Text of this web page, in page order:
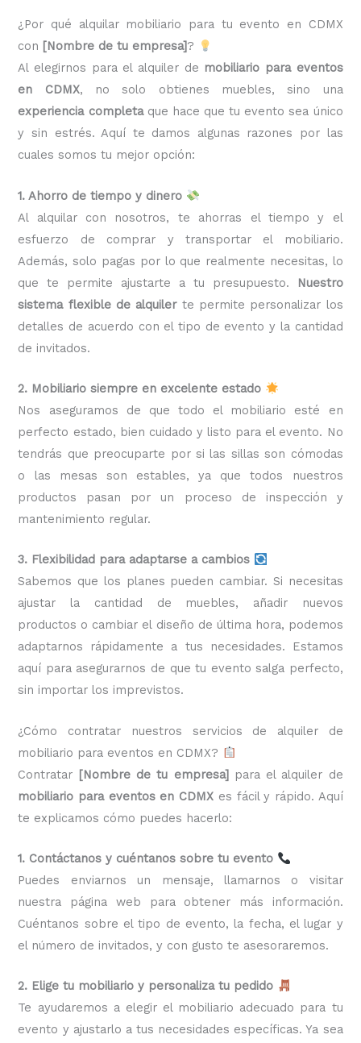
¿Por qué alquilar mobiliario para tu evento en CDMX
con [Nombre de tu empresa]?
Al elegirnos para el alquiler de mobiliario para eventos
en CDMX, no solo obtienes muebles, sino una
experiencia completaque hace que tu evento sea único
y sin estrés. Aquí te damos algunas razones por las
cuales somos tu mejor opción:
1. Ahorro de tiempo y dinero
Al alquilar con nosotros, te ahorras el tiempo y el
esfuerzo de comprar y transportar el mobiliario.
Además, solo pagas por lo que realmente necesitas, lo
que te permite ajustarte a tu presupuesto.
Nuestro
sistema flexible de alquilerte permite personalizar los
detalles de acuerdo con el tipo de evento y la cantidad
de invitados.
2. Mobiliario siempre en excelente estado
Nos aseguramos de que todo el mobiliario esté en
perfecto estado, bien cuidado y listo para el evento. No
tendrás que preocuparte por si las sillas son cómodas
o las mesas son estables, ya que todos nuestros
productos pasan por un proceso de inspección y
mantenimiento regular.
3. Flexibilidad para adaptarse a cambios
Sabemos que los planes pueden cambiar. Si necesitas
ajustar la cantidad de muebles, añadir nuevos
productos o cambiar el diseño de última hora, podemos
adaptarnos rápidamente a tus necesidades. Estamos
aquí para asegurarnos de que tu evento salga perfecto,
sin importar los imprevistos.
¿Cómo contratar nuestros servicios de alquiler de
mobiliario para eventos en CDMX?
Contratar [Nombre de tu empresa]para el alquiler de
mobiliario para eventos en CDMX es fácil y rápido. Aquí
te explicamos cómo puedes hacerlo:
1. Contáctanos y cuéntanos sobre tu evento
Puedes enviarnos un mensaje, llamarnos o visitar
nuestra página web para obtener más información.
Cuéntanos sobre el tipo de evento, la fecha, el lugar y
el número de invitados, y con gusto te asesoraremos.
2. Elige tu mobiliario y personaliza tu pedido
Te ayudaremos a elegir el mobiliario adecuado para tu
evento y ajustarlo a tus necesidades específicas. Ya sea